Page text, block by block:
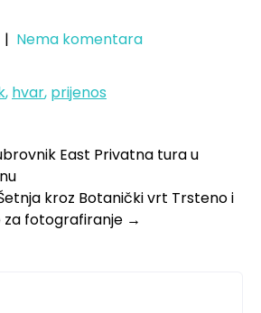
| Nema komentara
, hvar, prijenos
East Privatna tura u
kroz Botanički vrt Trsteno i
fotografiranje →